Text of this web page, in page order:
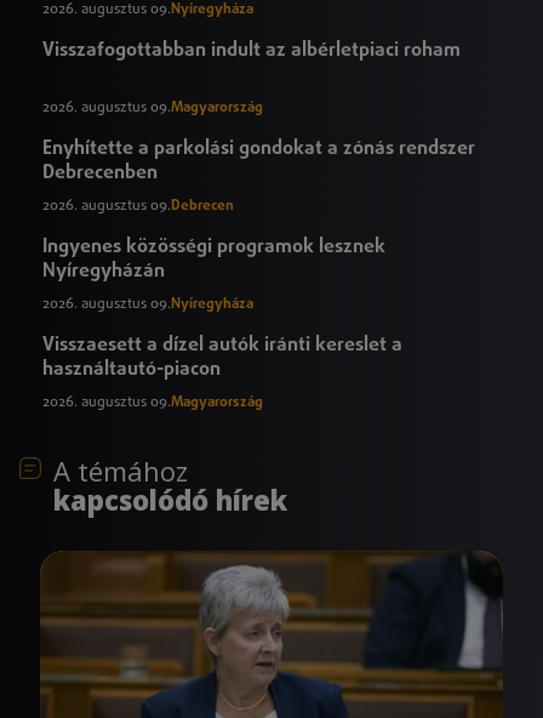
2026. augusztus 09. Nyíregyháza
Visszafogottabban indult az albérletpiaci roham
2026. augusztus 09.Magyarország
Enyhítette a parkolási gondokat a zónás rendszer
Debrecenben
2026. augusztus 09.Debrecen
Ingyenes közösségi programok lesznek
Nyíregyházán
2026. augusztus 09. Nyíregyháza
Visszaesett a dízel autók iránti kereslet a
használtautó-piacon
2026. augusztus 09.Magyarország
A témához
kapcsolódó hírek